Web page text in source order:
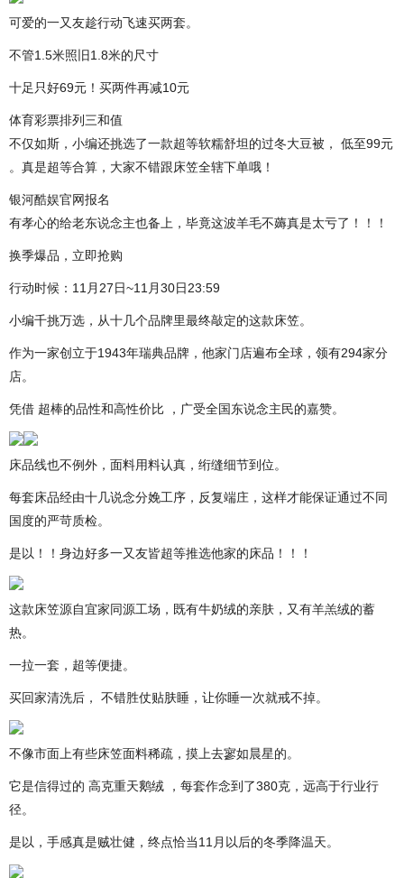
可爱的一又友趁行动飞速买两套。
不管1.5米照旧1.8米的尺寸
十足只好69元！买两件再减10元
体育彩票排列三和值
不仅如斯，小编还挑选了一款超等软糯舒坦的过冬大豆被， 低至99元
。真是超等合算，大家不错跟床笠全辖下单哦！
银河酷娱官网报名
有孝心的给老东说念主也备上，毕竟这波羊毛不薅真是太亏了！！！
换季爆品，立即抢购
行动时候：11月27日~11月30日23:59
小编千挑万选，从十几个品牌里最终敲定的这款床笠。
作为一家创立于1943年瑞典品牌，他家门店遍布全球，领有294家分
店。
凭借 超棒的品性和高性价比 ，广受全国东说念主民的嘉赞。
床品线也不例外，面料用料认真，绗缝细节到位。
每套床品经由十几说念分娩工序，反复端庄，这样才能保证通过不同
国度的严苛质检。
是以！！身边好多一又友皆超等推选他家的床品！！！
这款床笠源自宜家同源工场，既有牛奶绒的亲肤，又有羊羔绒的蓄
热。
一拉一套，超等便捷。
买回家清洗后， 不错胜仗贴肤睡，让你睡一次就戒不掉。
不像市面上有些床笠面料稀疏，摸上去寥如晨星的。
它是信得过的 高克重天鹅绒 ，每套作念到了380克，远高于行业行
径。
是以，手感真是贼壮健，终点恰当11月以后的冬季降温天。